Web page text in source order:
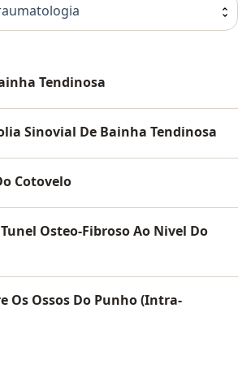
Tendinosa
Sinovial De Bainha Tendinosa
Cotovelo
Osteo-Fibroso Ao Nivel Do
Os Ossos Do Punho (Intra-